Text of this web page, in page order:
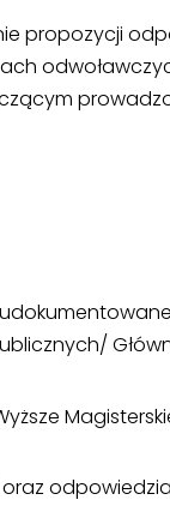
propozycji